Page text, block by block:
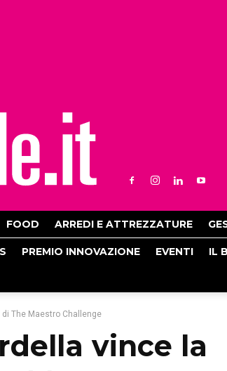
FOOD ARREDI E ATTREZZATURE
PREMIO INNOVAZIONE EVENTI IL
The Maestro Challenge
vince la